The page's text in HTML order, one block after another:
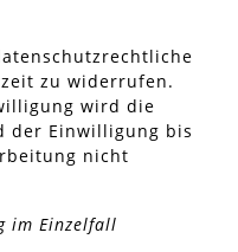
zu widerrufen.
wird die
der Einwilligung bis
nicht
im Einzelfall